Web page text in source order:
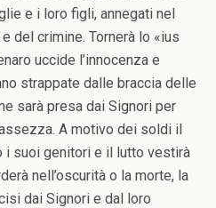
e i loro figli, annegati nel
del crimine. Tornerà lo «ius
uccide l’innocenza e
strappate dalle braccia delle
sarà presa dai Signori per
A motivo dei soldi il
i suoi genitori e il lutto vestirà
nell’oscurità o la morte, la
dai Signori e dal loro